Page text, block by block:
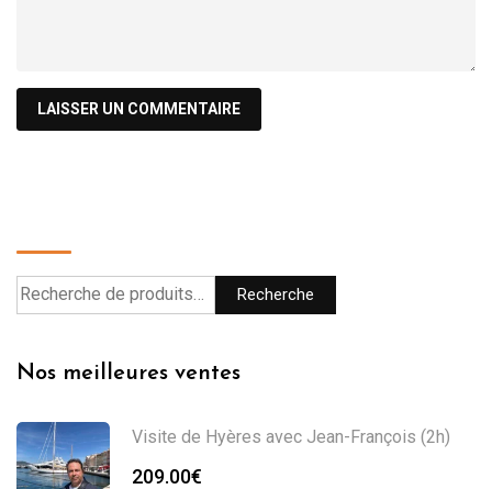
Recherche
Nos meilleures ventes
Visite de Hyères avec Jean-François (2h)
209.00€